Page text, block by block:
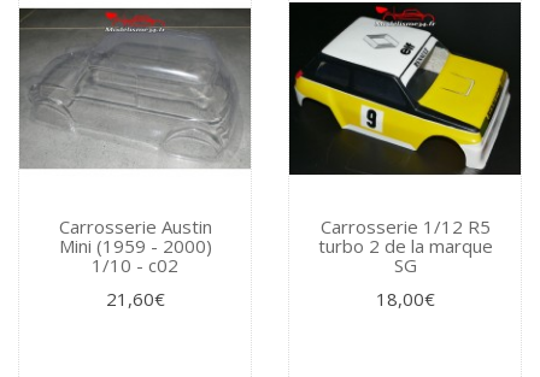
Carrosserie Austin
Mini (1959 - 2000)
1/10 - c02
21,60€
Carrosserie 1/12 R5
turbo 2 de la marque
SG
18,00€